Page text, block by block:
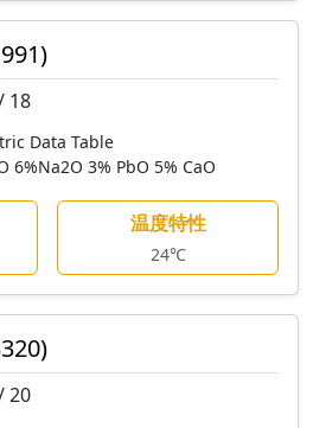
18
Data Table
6%Na2O 3% PbO 5% CaO
温度特性
24℃
20